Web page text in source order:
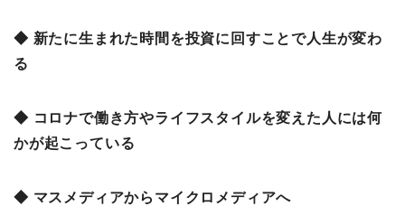
◆ 新たに生まれた時間を投資に回すことで人生が変わ
る
◆ コロナで働き方やライフスタイルを変えた人には何
かが起こっている
◆ マスメディアからマイクロメディアへ